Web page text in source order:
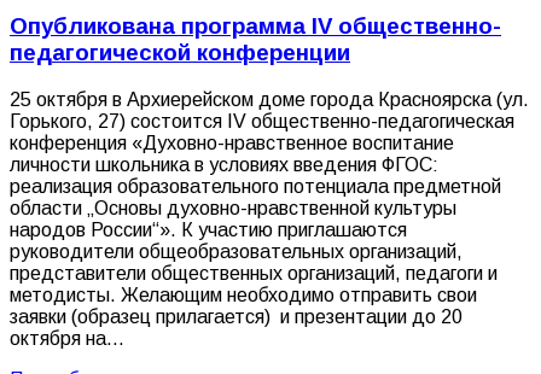
Опубликована программа IV общественно-
педагогической конференции
25 октября в Архиерейском доме города Красноярска (ул.
Горького, 27) состоится IV общественно-педагогическая
конференция «Духовно-нравственное воспитание
личности школьника в условиях введения ФГОС:
реализация образовательного потенциала предметной
области „Основы духовно-нравственной культуры
народов России“». К участию приглашаются
руководители общеобразовательных организаций,
представители общественных организаций, педагоги и
методисты. Желающим необходимо отправить свои
заявки (образец прилагается) и презентации до 20
октября на…